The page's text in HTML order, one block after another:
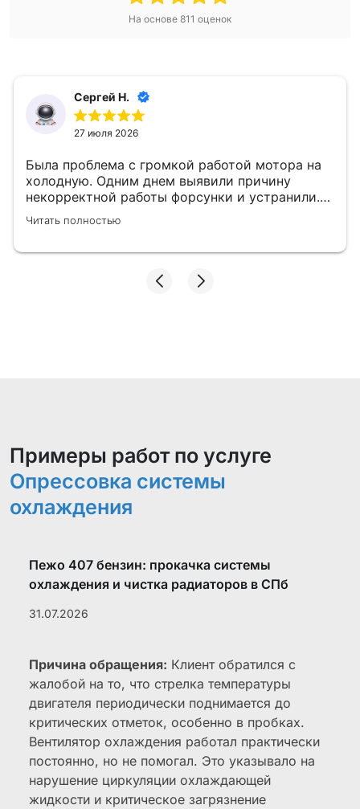
На основе 811 оценок
Сергей Н.
27 июля 2026
Была проблема с громкой работой мотора на
холодную. Одним днем выявили причину
некорректной работы форсунки и устранили.
👍
Читать полностью
Примеры работ по услуге
Опрессовка системы
охлаждения
Пежо 407 бензин: прокачка системы
охлаждения и чистка радиаторов в СПб
31.07.2026
Причина обращения: Клиент обратился с
жалобой на то, что стрелка температуры
двигателя периодически поднимается до
критических отметок, особенно в пробках.
Вентилятор охлаждения работал практически
постоянно, но не помогал. Это указывало на
нарушение циркуляции охлаждающей
жидкости и критическое загрязнение